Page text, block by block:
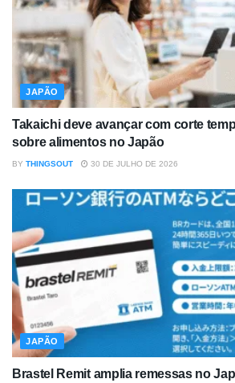
JAPÃO
Takaichi deve avançar com corte
sobre alimentos no Japão
BY THINGSOUT 30 DE JULHO DE 2026
JAPÃO
Brastel Remit amplia remessas no